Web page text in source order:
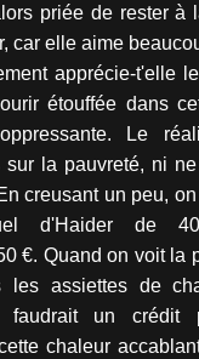
priée de rester à
car elle aime
apprécie-t'elle
étouffée dans
Le
sur la pauvreté, ni
creusant un peu,
d'Haider de
€. Quand on voit la
les assiettes de
faudrait un crédit
chaleur